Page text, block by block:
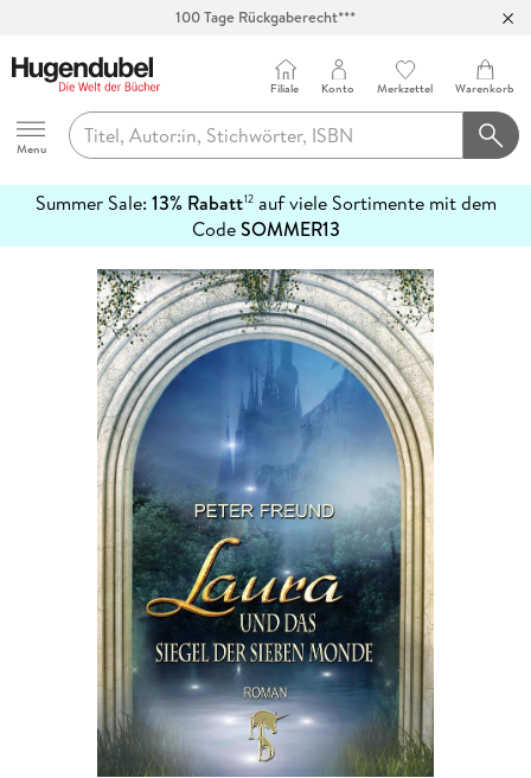
100 Tage Rückgaberecht***
Hugendubel
Menu
Filiale Konto Merkzettel Warenkorb
Summer Sale: 13% Rabatt12auf viele Sortimente mit dem
CodeSOMMER13
erfahren